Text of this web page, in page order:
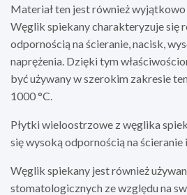
Materiał ten jest również
Węglik spiekany charakteryzuje się
odpornością na ścieranie, nacisk,
naprężenia. Dzięki tym
być używany w szerokim zakresie
1000 °C.
Płytki wieloostrzowe z węglika
się wysoką odpornością na
Węglik spiekany jest również
stomatologicznych ze względu na